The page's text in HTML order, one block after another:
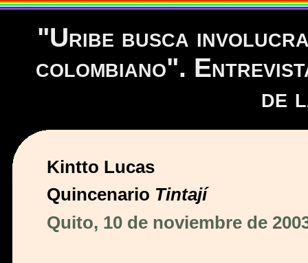
"Uribe busca
colombiano".
de
Kintto Lucas
Quincenario Tintají
Quito, 10 de noviembre de